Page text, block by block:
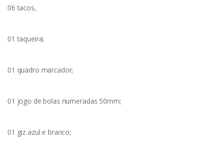
06 tacos,
01 taqueira;
01 quadro marcador;
01 jogo de bolas numeradas 50mm;
01 giz azul e branco;